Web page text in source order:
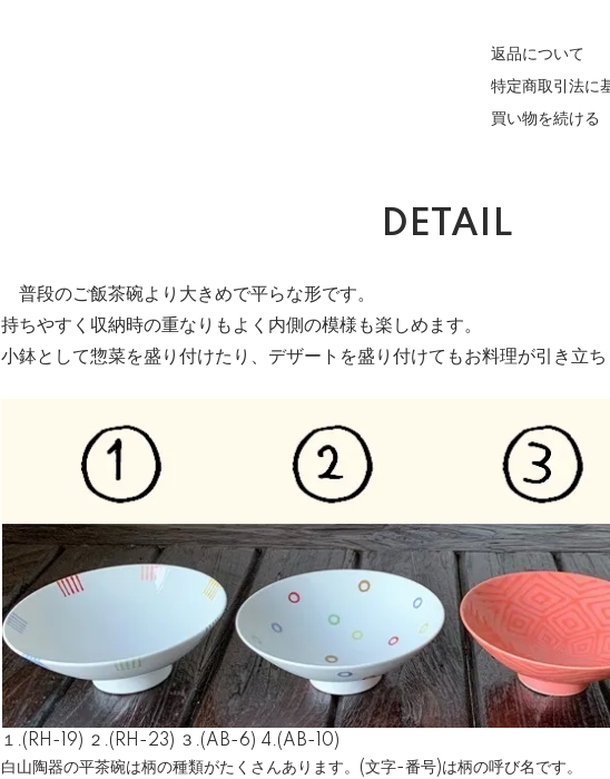
返品について
特定商取引法に
買い物を続ける
DETAIL
普段のご飯茶碗より大きめで平らな形です。
持ちやすく収納時の重なりもよく内側の模様も楽しめます。
小鉢として惣菜を盛り付けたり、デザートを盛り付けてもお料理が引き立ち
１.(RH-19) ２.(RH-23) ３.(AB-6) 4.(AB-10)
白山陶器の平茶碗は柄の種類がたくさんあります。(文字-番号)は柄の呼び名です。